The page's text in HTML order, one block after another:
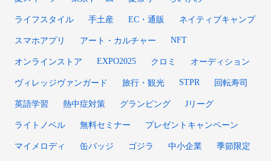
ライフスタイル 手土産 EC・通販 ネイティブキャンプ
スマホアプリ アート・カルチャー NFT
オンラインストア EXPO2025 クロミ オーディション
ヴィレッジヴァンガード 旅行・観光 STPR 回転寿司
英語学習 熱中症対策 グランピング Jリーグ
ライトノベル 無料セミナー プレゼントキャンペーン
マイメロディ 缶バッジ ゴジラ 中小企業 季節限定